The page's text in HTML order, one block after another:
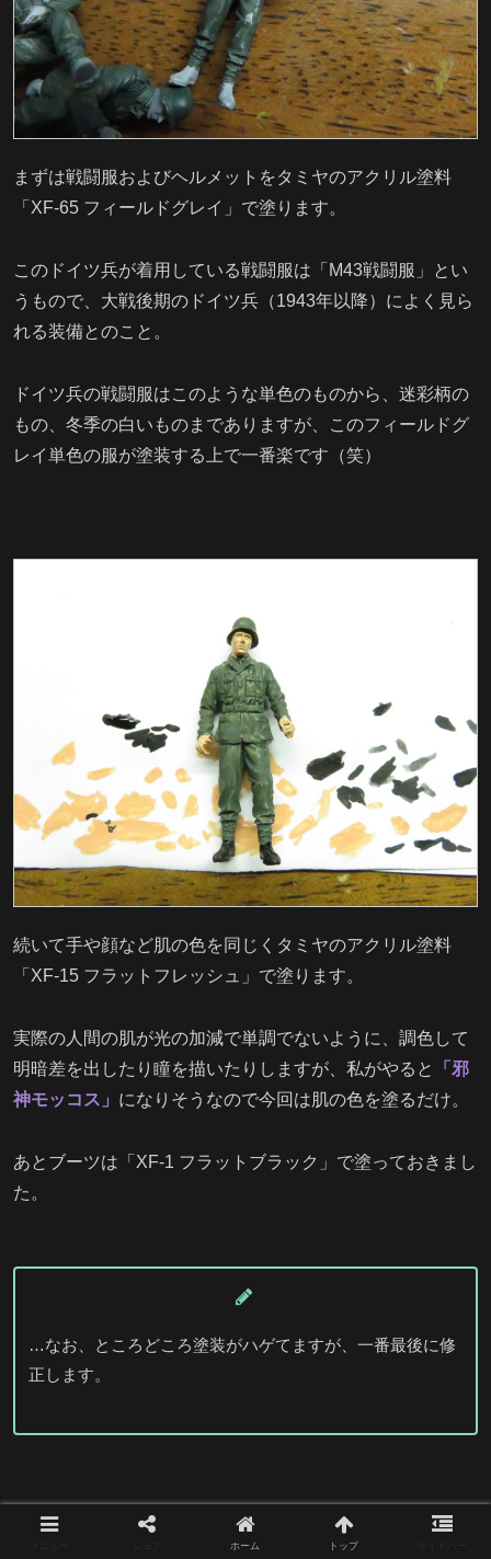
まずは戦闘服およびヘルメットをタミヤのアクリル塗料
「XF-65 フィールドグレイ」で塗ります。
このドイツ兵が着用している戦闘服は「M43戦闘服」とい
うもので、大戦後期のドイツ兵（1943年以降）によく見ら
れる装備とのこと。
ドイツ兵の戦闘服はこのような単色のものから、迷彩柄の
もの、冬季の白いものまでありますが、このフィールドグ
レイ単色の服が塗装する上で一番楽です（笑）
続いて手や顔など肌の色を同じくタミヤのアクリル塗料
「XF-15 フラットフレッシュ」で塗ります。
実際の人間の肌が光の加減で単調でないように、調色して
明暗差を出したり瞳を描いたりしますが、私がやると
「邪
神モッコス」 になりそうなので今回は肌の色を塗るだけ。
あとブーツは「XF-1 フラットブラック」で塗っておきまし
た。
…なお、ところどころ塗装がハゲてますが、一番最後に修
正します。
ホーム トップ